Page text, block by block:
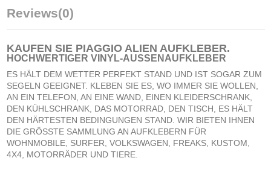
Reviews(0)
KAUFEN SIE PIAGGIO ALIEN AUFKLEBER.
HOCHWERTIGER VINYL-AUSSENAUFKLEBER
ES HÄLT DEM WETTER PERFEKT STAND UND IST SOGAR ZUM
SEGELN GEEIGNET. KLEBEN SIE ES, WO IMMER SIE WOLLEN,
AN EIN TELEFON, AN EINE WAND, EINEN KLEIDERSCHRANK,
DEN KÜHLSCHRANK, DAS MOTORRAD, DEN TISCH, ES HÄLT
DEN HÄRTESTEN BEDINGUNGEN STAND. WIR BIETEN IHNEN
DIE GRÖSSTE SAMMLUNG AN AUFKLEBERN FÜR
WOHNMOBILE, SURFER, VOLKSWAGEN, FREAKS, KUSTOM,
4X4, MOTORRÄDER UND TIERE.